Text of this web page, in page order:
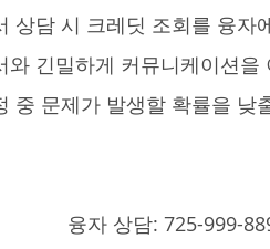
상담 시 크레딧 조회를 융자
와 긴밀하게 커뮤니케이션
중 문제가 발생할 확률을 낮
융자 상담: 725-999-